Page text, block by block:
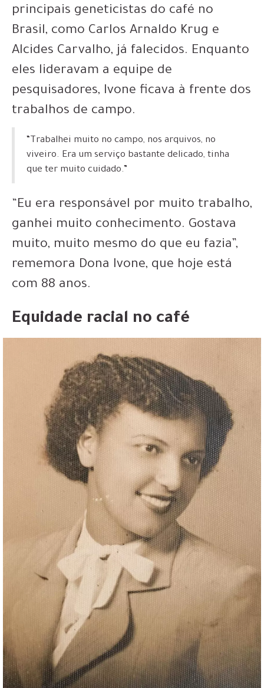
principais geneticistas do café no
Brasil, como Carlos Arnaldo Krug e
Alcides Carvalho, já falecidos. Enquanto
eles lideravam a equipe de
pesquisadores, Ivone ficava à frente dos
trabalhos de campo.
“Trabalhei muito no campo, nos arquivos, no
viveiro. Era um serviço bastante delicado, tinha
que ter muito cuidado.”
“Eu era responsável por muito trabalho,
ganhei muito conhecimento. Gostava
muito, muito mesmo do que eu fazia”,
rememora Dona Ivone, que hoje está
com 88 anos.
Equidade racial no café